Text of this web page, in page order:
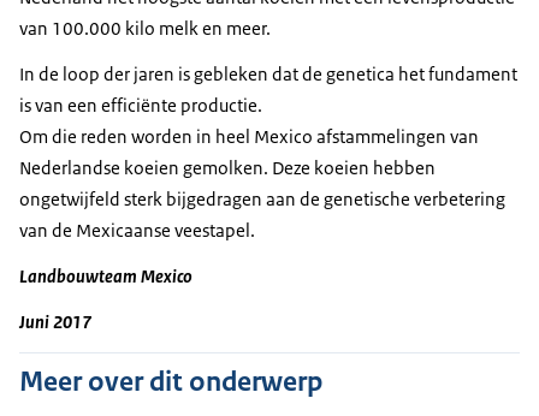
van 100.000 kilo melk en meer.
In de loop der jaren is gebleken dat de genetica het fundament
is van een efficiënte productie.
Om die reden worden in heel Mexico afstammelingen van
Nederlandse koeien gemolken. Deze koeien hebben
ongetwijfeld sterk bijgedragen aan de genetische verbetering
van de Mexicaanse veestapel.
Landbouwteam Mexico
Juni 2017
Meer over dit onderwerp